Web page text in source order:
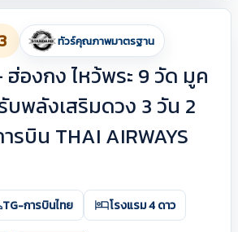
ทัวร์คุณภาพมาตรฐาน
องกง ไหว้พระ 9 วัด มูค
พลังเสริมดวง 3 วัน 2
รบิน THAI AIRWAYS
TG-การบินไทย โรงแรม 4 ดาว